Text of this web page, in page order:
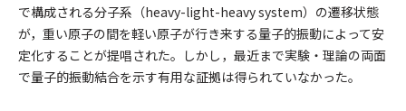
で構成される分子系（heavy-light-heavy system）の遷移状態
が，重い原子の間を軽い原子が行き来する量子的振動によって安
定化することが提唱された。しかし，最近まで実験・理論の両面
で量子的振動結合を示す有用な証拠は得られていなかった。